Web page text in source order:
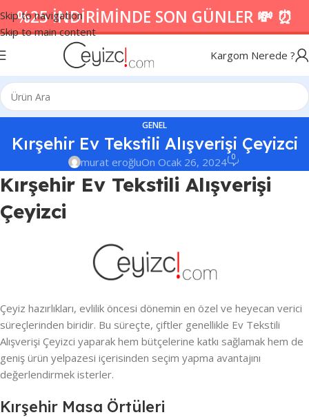
Skip to navigation
Skip to main content
%25 İNDİRİMİNDE SON GÜNLER 💸 ⏰
Kargom Nerede ?
GENEL
Kırşehir Ev Tekstili Alışverişi Çeyizci
murat eroğluOn Ocak 26, 2024 0
Kırşehir Ev Tekstili Alışverişi
Çeyizci
Çeyiz hazırlıkları, evlilik öncesi dönemin en özel ve heyecan verici
süreçlerinden biridir. Bu süreçte, çiftler genellikle Ev Tekstili
Alışverişi Çeyizci yaparak hem bütçelerine katkı sağlamak hem de
geniş ürün yelpazesi içerisinden seçim yapma avantajını
değerlendirmek isterler.
Kırşehir Masa Örtüleri